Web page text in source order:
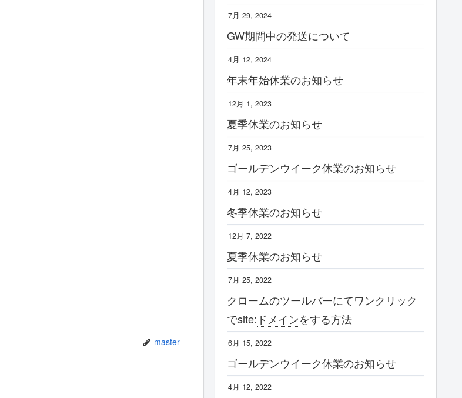
master
7月 29, 2024
GW期間中の発送について
4月 12, 2024
年末年始休業のお知らせ
12月 1, 2023
夏季休業のお知らせ
7月 25, 2023
ゴールデンウイーク休業のお知らせ
4月 12, 2023
冬季休業のお知らせ
12月 7, 2022
夏季休業のお知らせ
7月 25, 2022
クロームのツールバーにてワンクリック
でsite: ドメインをする方法
6月 15, 2022
ゴールデンウイーク休業のお知らせ
4月 12, 2022